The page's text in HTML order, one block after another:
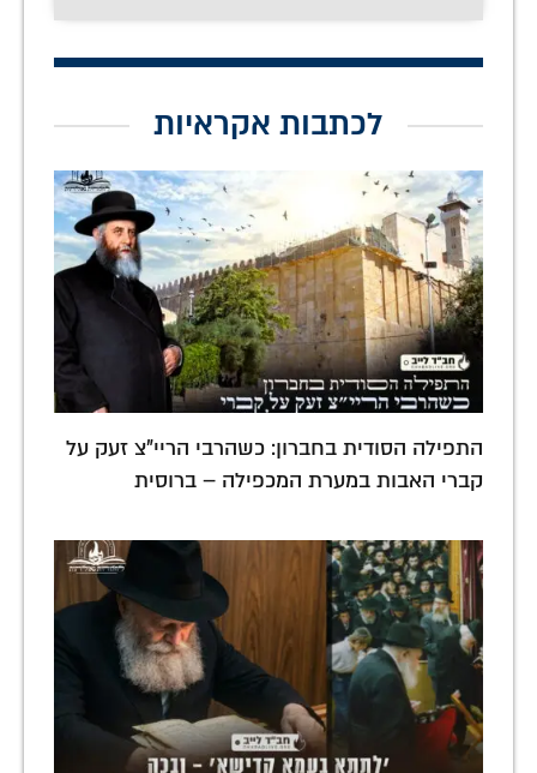
לכתבות אקראיות
התפילה הסודית בחברון: כשהרבי הריי"צ זעק על
קברי האבות במערת המכפילה – ברוסית